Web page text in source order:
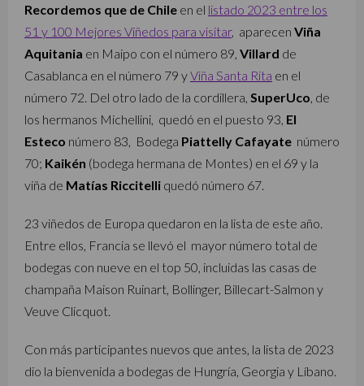
Recordemos que de Chile en el listado 2023 entre los
51 y 100 Mejores Viñedos para visitar, aparecen Viña
Aquitania en Maipo con el número 89, Villard de
Casablanca en el número 79 yViña Santa Rita en el
número 72. Del otro lado de la cordillera, SuperUco , de
los hermanos Michellini, quedó en el puesto 93, El
Esteco número 83, Bodega Piattelly Cafayate número
70; Kaikén (bodega hermana de Montes) en el 69 y la
viña de Matías Riccitelli quedó número 67.
23 viñedos de Europa quedaron en la lista de este año.
Entre ellos, Francia se llevó el mayor número total de
bodegas con nueve en el top 50, incluidas las casas de
champaña Maison Ruinart, Bollinger, Billecart-Salmon y
Veuve Clicquot.
Con más participantes nuevos que antes, la lista de 2023
dio la bienvenida a bodegas de Hungría, Georgia y Líbano.